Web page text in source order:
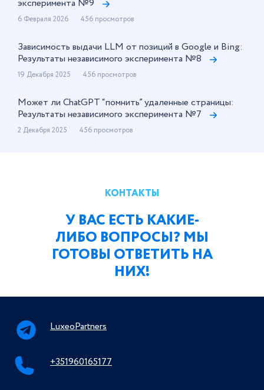
эксперимента №9
6 Февраля 2026 456 просмотров
Зависимость выдачи LLM от позиций в Google и Bing:
Результаты независимого эксперимента №8
19 Декабря 2025 456 просмотров
Может ли ChatGPT “помнить” удаленные страницы:
Результаты независимого эксперимента №7
2 Декабря 2025 456 просмотров
КОНТАКТЫ
У ВАС ЕСТЬ КАКИЕ-
ЛИБО ВОПРОСЫ? МЫ
ГОТОВЫ ОТВЕТИТЬ НА
НИХ!
LuxeoPartners
+351960165177